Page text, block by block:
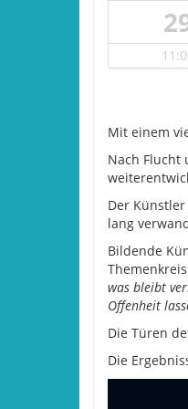
Mit einem
Nach Flucht
Der
lang
Bildende
was bleibt
Offenheit
Die Türen
Die